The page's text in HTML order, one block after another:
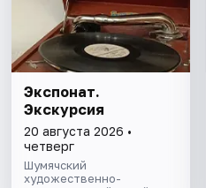
Экспонат.
Экскурсия
20 августа 2026 •
четверг
Шумячский
художественно-